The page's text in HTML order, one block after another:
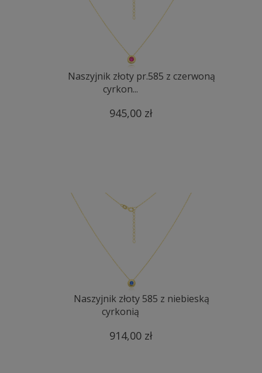
Naszyjnik złoty pr.585 z czerwoną
cyrkon...
945,00 zł
Naszyjnik złoty 585 z niebieską
cyrkonią
914,00 zł